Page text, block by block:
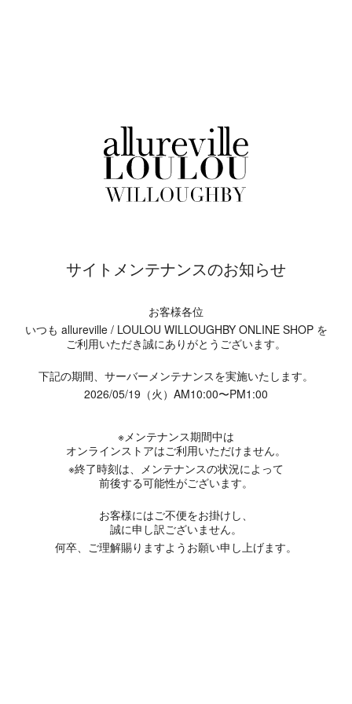
サイトメンテナンスのお知らせ
お客様各位
いつも allureville / LOULOU WILLOUGHBY ONLINE SHOP を
ご利用いただき誠にありがとうございます。
下記の期間、サーバーメンテナンスを実施いたします。
2026/05/19（火）AM10:00〜PM1:00
※メンテナンス期間中は
オンラインストアはご利用いただけません。
※終了時刻は、メンテナンスの状況によって
前後する可能性がございます。
お客様にはご不便をお掛けし、
誠に申し訳ございません。
何卒、ご理解賜りますようお願い申し上げます。